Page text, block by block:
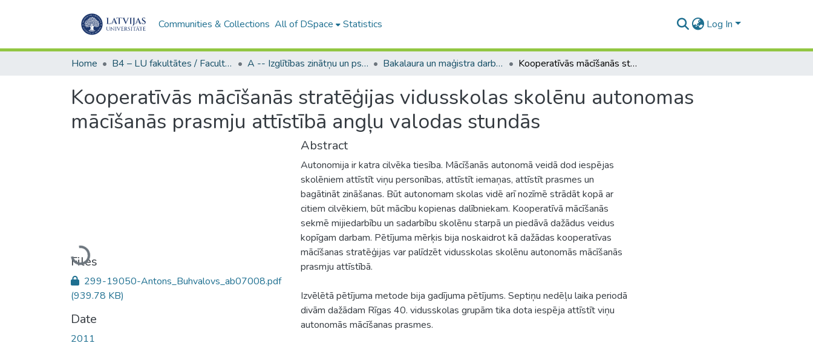
Communities & Collections All of DSpace Statistics Log In
Home B4 – LU fakultātes / Faculties of the UL A -- Izglītības zinātņu un psiholoģijas fakultāte / Faculty of Education Sciences and Psychology Bakalaura un maģistra darbi (PPMF) / Bachelor's and Master's theses Kooperatīvās mācīšanās stratēģijas vidusskolas skolēnu autonomas mācīšanās prasmju attīstībā angļu valodas stundās
Kooperatīvās mācīšanās stratēģijas vidusskolas skolēnu autonomas
mācīšanās prasmju attīstībā angļu valodas stundās
Loading...
Files
299-19050-Antons_Buhvalovs_ab07008.pdf
(939.78 KB)
Date
2011
Abstract
Autonomija ir katra cilvēka tiesība. Mācīšanās autonomā veidā dod iespējas
skolēniem attīstīt viņu personības, attīstīt iemaņas, attīstīt prasmes un
bagātināt zināšanas. Būt autonomam skolas vidē arī nozīmē strādāt kopā ar
citiem cilvēkiem, būt mācību kopienas dalībniekam. Kooperatīvā mācīšanās
sekmē mijiedarbību un sadarbību skolēnu starpā un piedāvā dažādus veidus
kopīgam darbam. Pētījuma mērķis bija noskaidrot kā dažādas kooperatīvas
mācīšanas stratēģijas var palīdzēt vidusskolas skolēnu autonomās mācīšanās
prasmju attīstībā.
Izvēlētā pētījuma metode bija gadījuma pētījums. Septiņu nedēļu laika periodā
divām dažādam Rīgas 40. vidusskolas grupām tika dota iespēja attīstīt viņu
autonomās mācīšanas prasmes.